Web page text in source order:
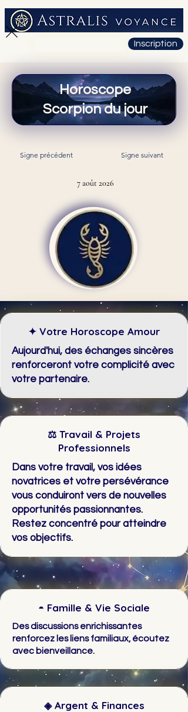
Inscription
Horoscope
Scorpion du jour
Signe précédent Signe suivant
7 août 2026
✦ Votre Horoscope Amour
Aujourd'hui, des échanges sincères
renforceront votre complicité avec
votre partenaire.
⚖ Travail & Projets
Professionnels
Dans votre travail, vos idées
novatrices et votre persévérance
vous conduiront vers de nouvelles
opportunités passionnantes.
Restez concentré pour atteindre
vos objectifs.
◓ Famille & Vie Sociale
Des discussions enrichissantes
renforcez les liens familiaux, écoutez
avec bienveillance.
◈ Argent & Finances